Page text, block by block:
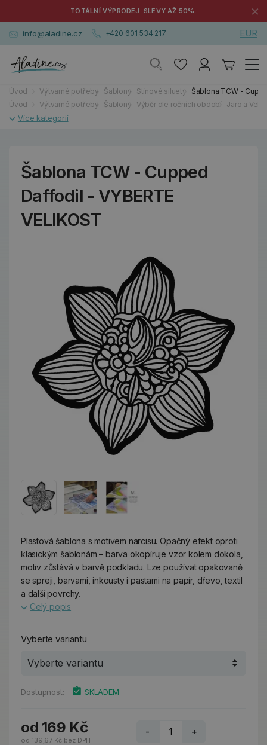
TOTÁLNÍ VÝPRODEJ. SLEVY AŽ 50%. ×
info@aladine.cz +420 601 534 217 EUR
Úvod Výtvarné potřeby Šablony Stínové siluety
Šablona TCW -
Úvod
Výtvarné potřeby Šablony Výběr dle ročních období Jaro a
Šablona TCW - Cupped
Daffodil - VYBERTE
VELIKOST
Plastová šablona s motivem narcisu. Opačný efekt oproti
klasickým šablonám – barva okopíruje vzor kolem dokola,
motiv zůstává v barvě podkladu. Lze používat opakovaně
se spreji, barvami, inkousty i pastami na papír, dřevo, textil
a další povrchy.
Celý popis
Vyberte variantu
Dostupnost: SKLADEM
od 169 Kč
od 139,67 Kč bez DPH
- +